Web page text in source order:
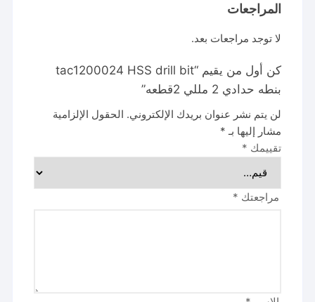
المراجعات
لا توجد مراجعات بعد.
كن أول من يقيم “tac1200024 HSS drill bit
بنطه حدادي 2 مللي 2قطعه”
لن يتم نشر عنوان بريدك الإلكتروني. الحقول الإلزامية
مشار إليها بـ *
تقييمك *
مراجعتك *